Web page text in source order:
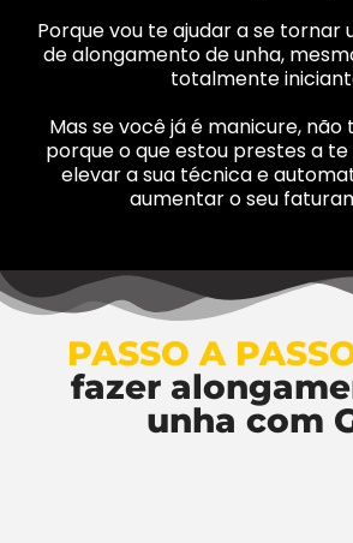
Porque vou te ajudar a se tornar
de alongamento de unha,
totalmente
Mas se você já é manicure,
porque o que estou prestes a
elevar a sua técnica e
aumentar o seu
PASSO A
fazer
unha com